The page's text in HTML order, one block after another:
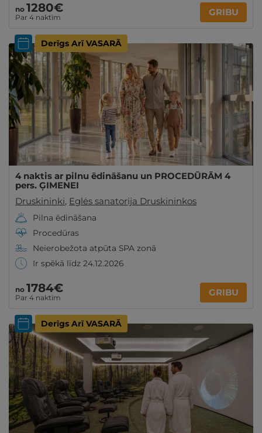
no 1280€
Par 4 naktīm GRIBU
Derīgs Arī VASARĀ
4 naktis ar pilnu ēdināšanu un PROCEDŪRĀM 4
pers. ĢIMENEI
Druskininki, Eglės sanatorija Druskininkos
Pilna ēdināšana
Procedūras
Neierobežota atpūta SPA zonā
Ir spēkā līdz 24.12.2026
no 1784€
Par 4 naktīm GRIBU
Derīgs Arī VASARĀ